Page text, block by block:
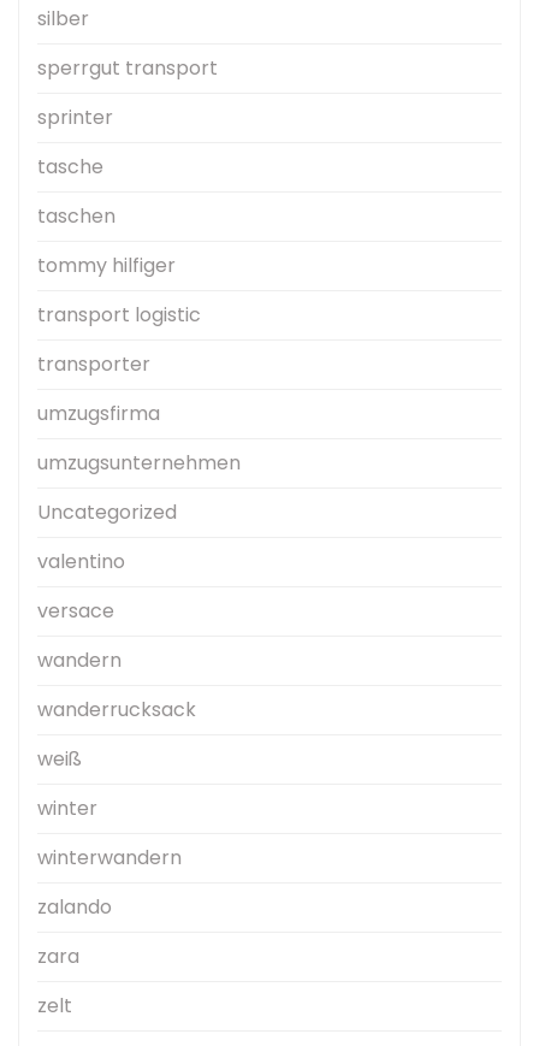
silber
sperrgut transport
sprinter
tasche
taschen
tommy hilfiger
transport logistic
transporter
umzugsfirma
umzugsunternehmen
Uncategorized
valentino
versace
wandern
wanderrucksack
weiß
winter
winterwandern
zalando
zara
zelt